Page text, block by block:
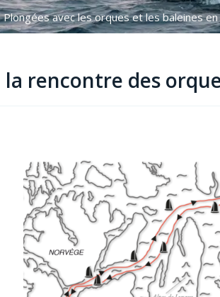
Plongées avec les orques et les baleines
rencontre des